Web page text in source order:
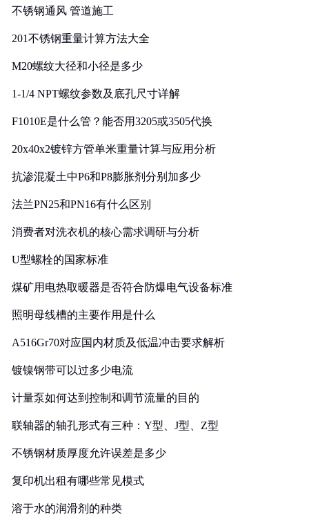
不锈钢通风 管道施工
201不锈钢重量计算方法大全
M20螺纹大径和小径是多少
1-1/4 NPT螺纹参数及底孔尺寸详解
F1010E是什么管？能否用3205或3505代换
20x40x2镀锌方管单米重量计算与应用分析
抗渗混凝土中P6和P8膨胀剂分别加多少
法兰PN25和PN16有什么区别
消费者对洗衣机的核心需求调研与分析
U型螺栓的国家标准
煤矿用电热取暖器是否符合防爆电气设备标准
照明母线槽的主要作用是什么
A516Gr70对应国内材质及低温冲击要求解析
镀镍钢带可以过多少电流
计量泵如何达到控制和调节流量的目的
联轴器的轴孔形式有三种：Y型、J型、Z型
不锈钢材质厚度允许误差是多少
复印机出租有哪些常见模式
溶于水的润滑剂的种类